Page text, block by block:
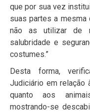
que por sua vez
suas partes a mesma
não as utilizar de
salubridade e
costumes.”
Desta forma,
Judiciário em relação
quanto aos
mostrando-se